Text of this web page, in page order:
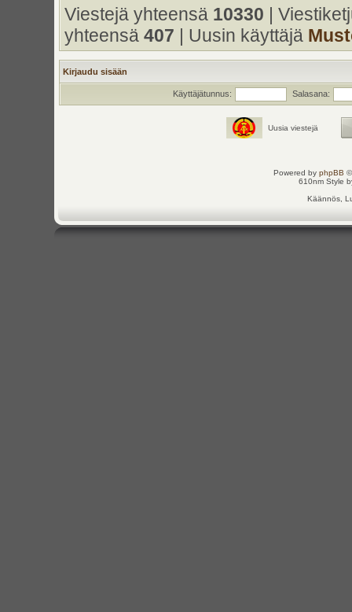
Viestejä yhteensä 10330 |
yhteensä 407 | Uusin käyttäjä
Kirjaudu sisään
Käyttäjätunnus: Salasana:
Uusia viestejä
Powered by phpBB
610nm Style
Käännös,